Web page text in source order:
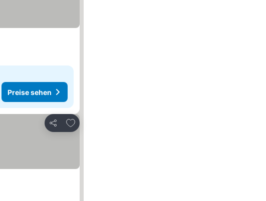
Preise sehen
Teilen
Zu Favoriten hinzufügen